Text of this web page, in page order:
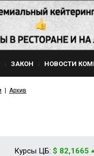
ЗАКОН НОВОСТИ
Архив
Курсы ЦБ: $ 82,1665